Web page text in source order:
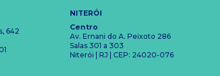
642
NITERÓI
Centro
Av. Ernani do A. Peixoto 286
Salas 301 a 303
Niterói | RJ | CEP: 24020-076